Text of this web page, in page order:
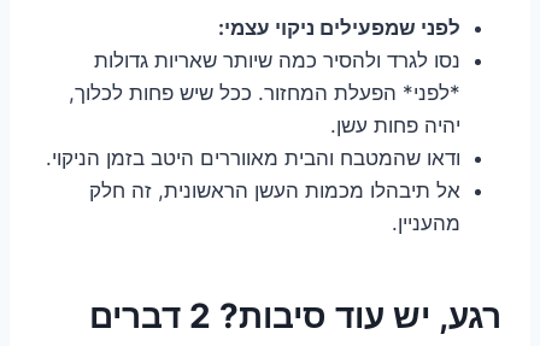
לפני שמפעילים ניקוי עצמי:
נסו לגרד ולהסיר כמה שיותר שאריות גדולות
*לפני* הפעלת המחזור. ככל שיש פחות לכלוך,
יהיה פחות עשן.
ודאו שהמטבח והבית מאווררים היטב בזמן הניקוי.
אל תיבהלו מכמות העשן הראשונית, זה חלק
מהעניין.
רגע, יש עוד סיבות? 2 דברים